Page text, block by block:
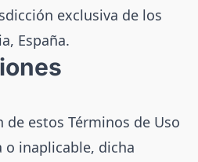
exclusiva de los
España.
de estos Términos de Uso
o inaplicable, dicha